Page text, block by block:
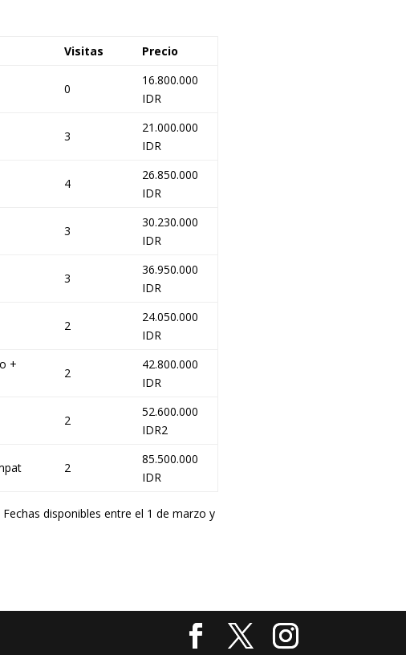
Visitas
Precio
0
16.800.000
IDR
3
21.000.000
IDR
4
26.850.000
IDR
3
30.230.000
IDR
3
36.950.000
IDR
2
24.050.000
IDR
+
2
42.800.000
IDR
2
52.600.000
IDR2
2
85.500.000
IDR
disponibles entre el 1 de marzo y